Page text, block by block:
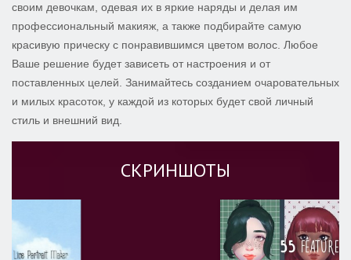
своим девочкам, одевая их в яркие наряды и делая им
профессиональный макияж, а также подбирайте самую
красивую прическу с понравившимся цветом волос. Любое
Ваше решение будет зависеть от настроения и от
поставленных целей. Занимайтесь созданием очаровательных
и милых красоток, у каждой из которых будет свой личный
стиль и внешний вид.
СКРИНШОТЫ